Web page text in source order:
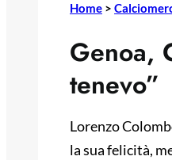
Home >
Genoa,
tenevo”
Lorenzo
la sua felicità,